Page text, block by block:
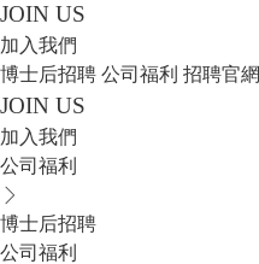
JOIN US
加入我們
博士后招聘 公司福利 招聘官網
JOIN US
加入我們
公司福利
博士后招聘
公司福利